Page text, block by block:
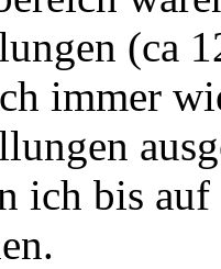
(ca
immer
ich bis